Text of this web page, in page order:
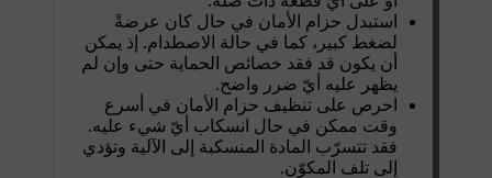
استبدل حزام الأمان في حال كان عرضةً
لضغط كبير، كما في حالة الاصطدام. إذ يمكن
أن يكون قد فقد خصائص الحماية حتى وإن لم
يظهر عليه أيّ ضرر واضح.
احرص على تنظيف حزام الأمان في أسرع
وقت ممكن في حال انسكاب أيّ شيء عليه.
فقد تتسرّب المادة المنسكبة إلى الآلية وتؤدي
إلى تلف المكوّن.